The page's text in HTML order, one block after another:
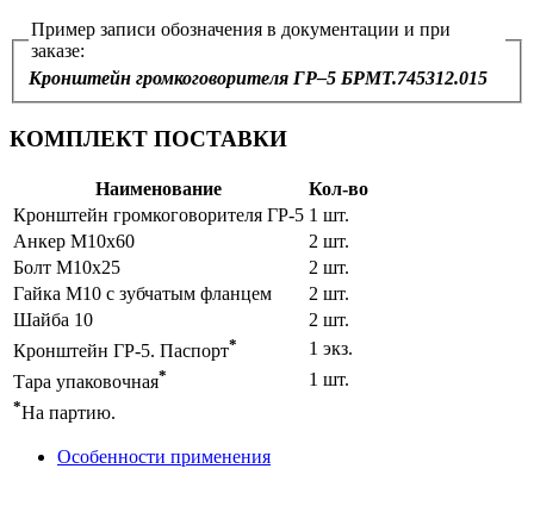
Пример записи обозначения в документации и при
заказе:
Кронштейн громкоговорителя ГР–5 БРМТ.745312.015
КОМПЛЕКТ ПОСТАВКИ
Наименование
Кол-во
Кронштейн громкоговорителя ГР-5 1 шт.
Анкер М10x60
2 шт.
Болт М10x25
2 шт.
Гайка М10 с зубчатым фланцем
2 шт.
Шайба 10
2 шт.
Кронштейн ГР-5. Паспорт*
1 экз.
Тара упаковочная* 1 шт.
*На партию.
Особенности применения